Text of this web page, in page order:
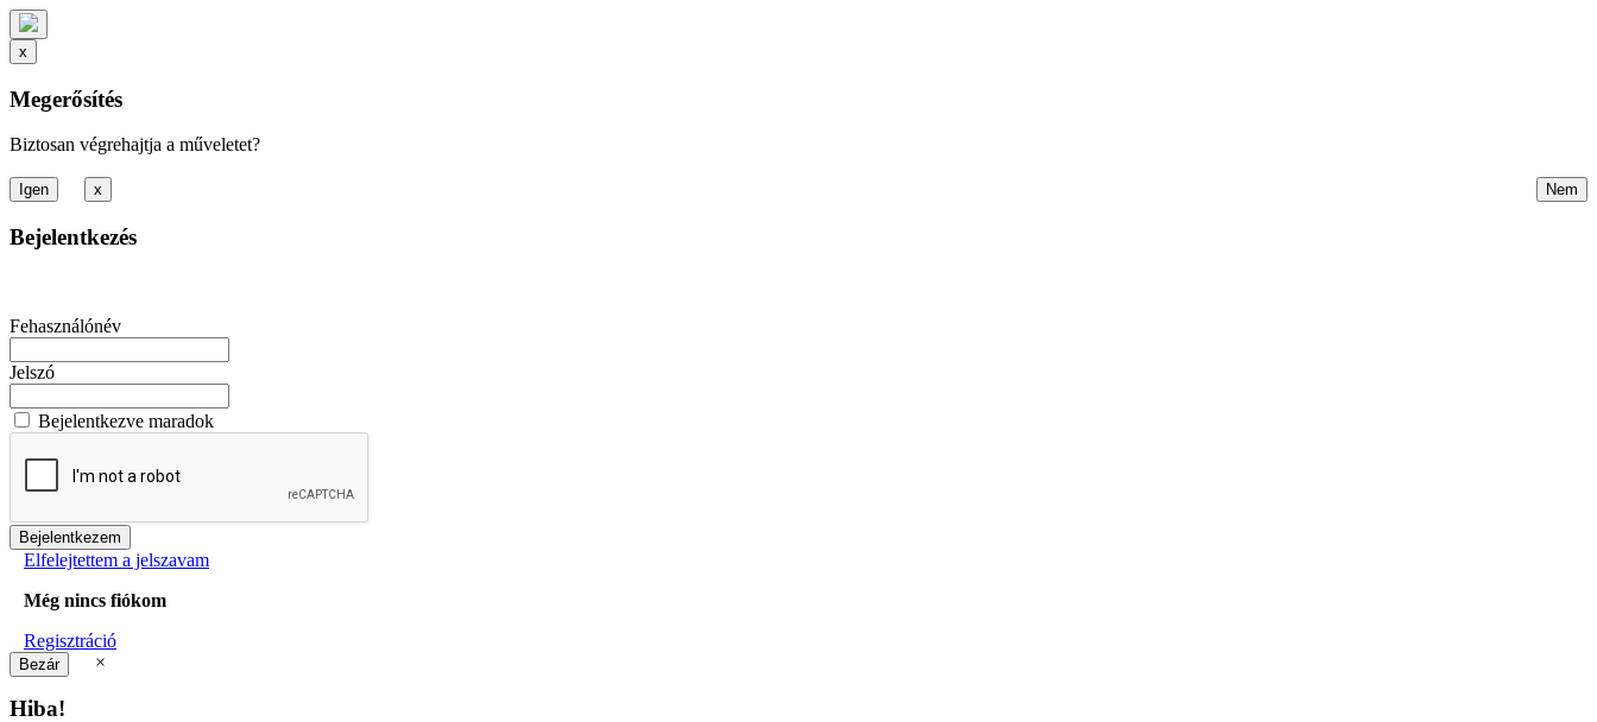
x
Megerősítés
Biztosan végrehajtja a műveletet?
x
Bejelentkezés
Fehasználónév
Jelszó
Bejelentkezve maradok
Elfelejtettem a jelszavam
Még nincs fiókom
Regisztráció
×
Hiba!